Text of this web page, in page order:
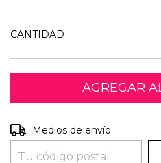
CANTIDAD
Entregas para el CP:
Medios de envío